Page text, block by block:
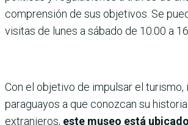
comprensión de sus objetivos. Se
visitas de lunes a sábado de 10:00 a
Con el objetivo de impulsar el turismo,
paraguayos a que conozcan su
extranjeros, este museo está